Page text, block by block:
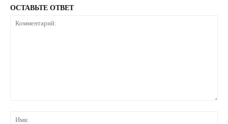
ОСТАВЬТЕ ОТВЕТ